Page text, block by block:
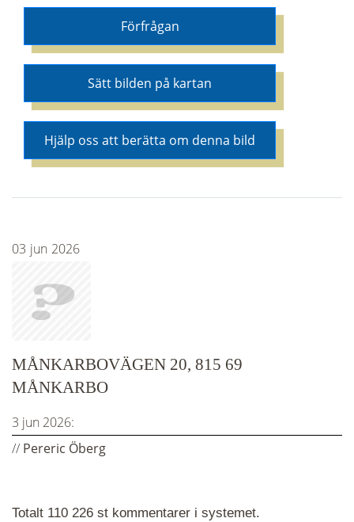
Förfrågan
Sätt bilden på kartan
Hjälp oss att berätta om denna bild
Totalt 110 226 st kommentarer i systemet.
03 jun 2026
MÅNKARBOVÄGEN 20, 815 69
MÅNKARBO
3 jun 2026:
// Pereric Öberg